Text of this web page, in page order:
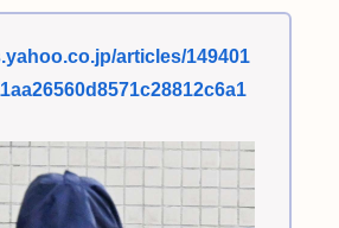
articles/149401